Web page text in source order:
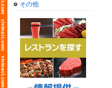
その他